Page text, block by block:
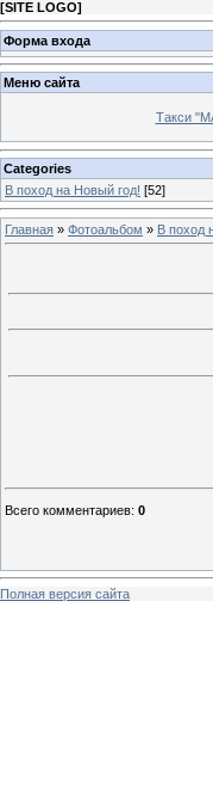
[SITE LOGO]
Форма входа
Меню сайта
Такси
Categories
В поход на Новый год! [52]
Главная » Фотоальбом » В поход
Всего комментариев: 0
Полная версия сайта